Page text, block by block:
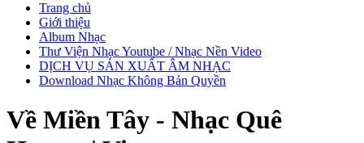
Trang chủ
Giới thiệu
Album Nhạc
Thư Viện Nhạc Youtube / Nhạc Nền Video
DỊCH VỤ SẢN XUẤT ÂM NHẠC
Download Nhạc Không Bản Quyền
Về Miền Tây - Nhạc Quê